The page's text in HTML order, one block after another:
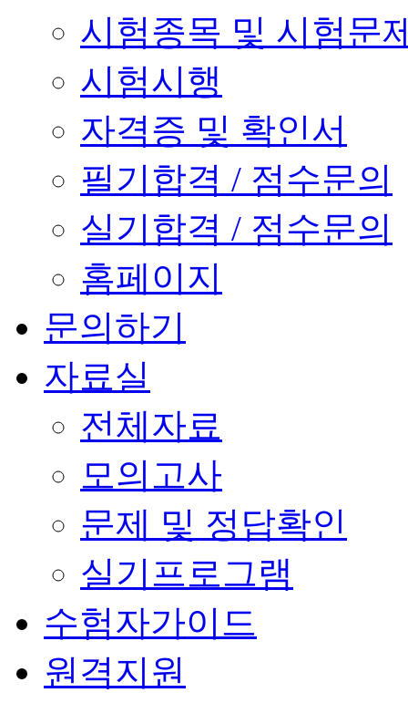
시험종목 및 시험문
시험시행
자격증 및 확인서
필기합격 / 점수문의
실기합격 / 점수문의
홈페이지
문의하기
자료실
전체자료
모의고사
문제 및 정답확인
실기프로그램
수험자가이드
원격지원